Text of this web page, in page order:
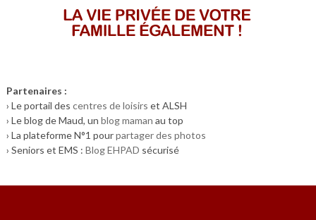
Partenaires :
› Le portail des centres de loisirs et ALSH
› Le blog de Maud, un blog maman au top
› La plateforme N°1 pourpartager des photos
› Seniors et EMS : Blog EHPAD sécurisé